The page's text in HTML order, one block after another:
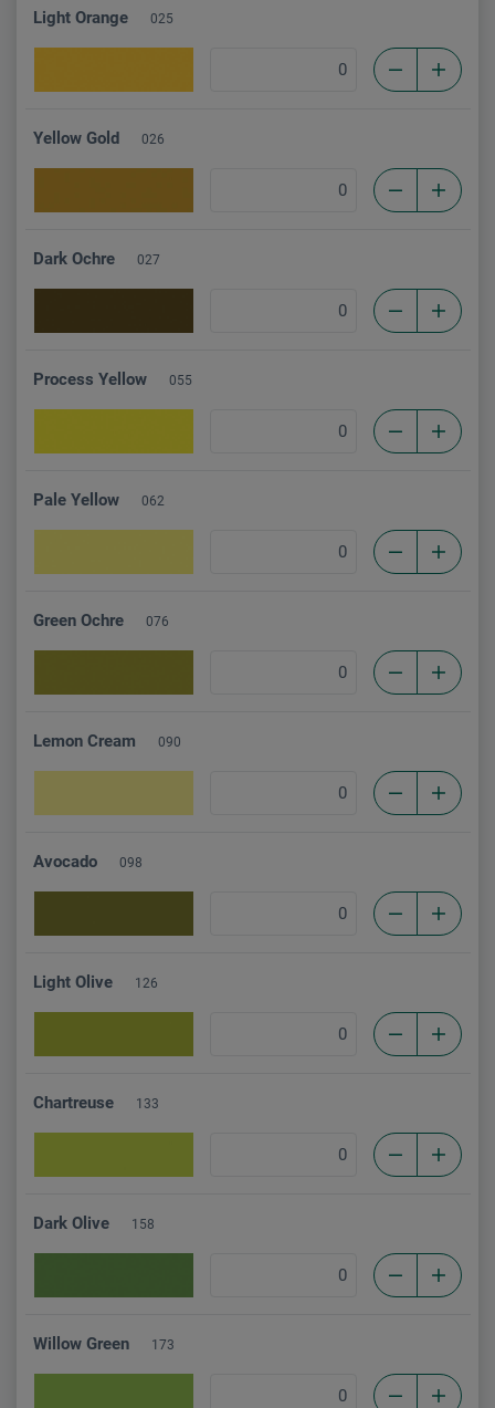
Light Orange 025
Yellow Gold 026
Dark Ochre 027
Process Yellow 055
Pale Yellow 062
Green Ochre 076
Lemon Cream 090
Avocado 098
Light Olive 126
Chartreuse 133
Dark Olive 158
Willow Green 173